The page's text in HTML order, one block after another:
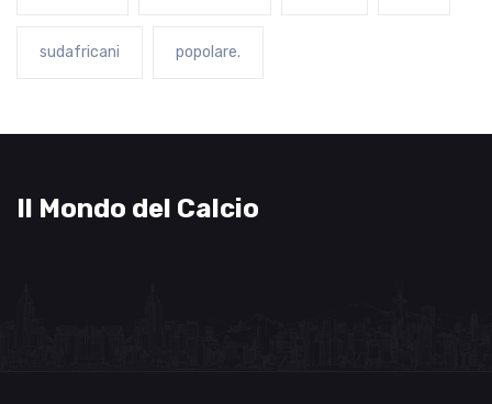
sudafricani popolare.
Il Mondo del Calcio